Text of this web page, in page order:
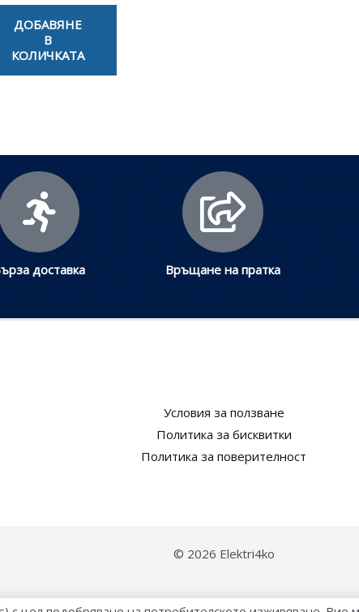
ДОБАВЯНЕ
В
КОЛИЧКАТА
доставка Връщане на пратка
Условия за ползване​
Политика за бисквитки​
Политика за поверителност​
© 2026 Elektri4ko